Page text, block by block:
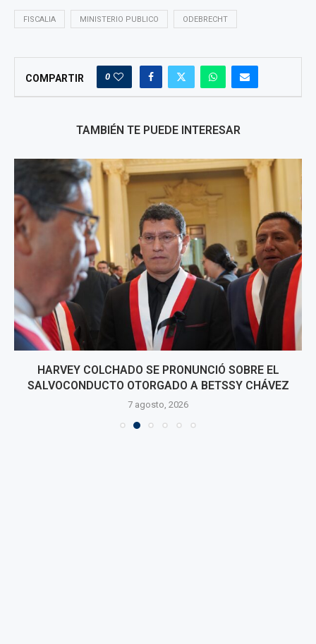
FISCALIA MINISTERIO PUBLICO ODEBRECHT
COMPARTIR 0
TAMBIÉN TE PUEDE INTERESAR
HARVEY COLCHADO SE PRONUNCIÓ SOBRE EL
SALVOCONDUCTO OTORGADO A BETSSY CHÁVEZ
7 agosto, 2026